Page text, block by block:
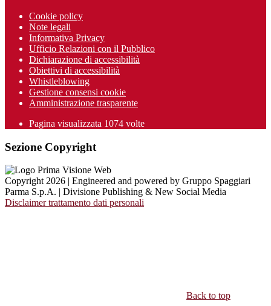
Cookie policy
Note legali
Informativa Privacy
Ufficio Relazioni con il Pubblico
Dichiarazione di accessibilità
Obiettivi di accessibilità
Whistleblowing
Gestione consensi cookie
Amministrazione trasparente
Pagina visualizzata 1074 volte
Sezione Copyright
Copyright 2026 | Engineered and powered by Gruppo Spaggiari
Parma S.p.A. | Divisione Publishing & New Social Media
Disclaimer trattamento dati personali
Back to top